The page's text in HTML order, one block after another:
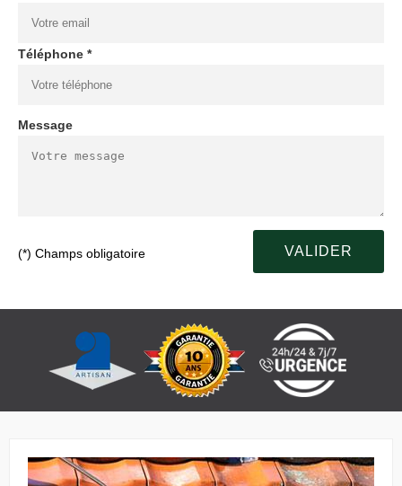
Téléphone *
Message
(*) Champs obligatoire